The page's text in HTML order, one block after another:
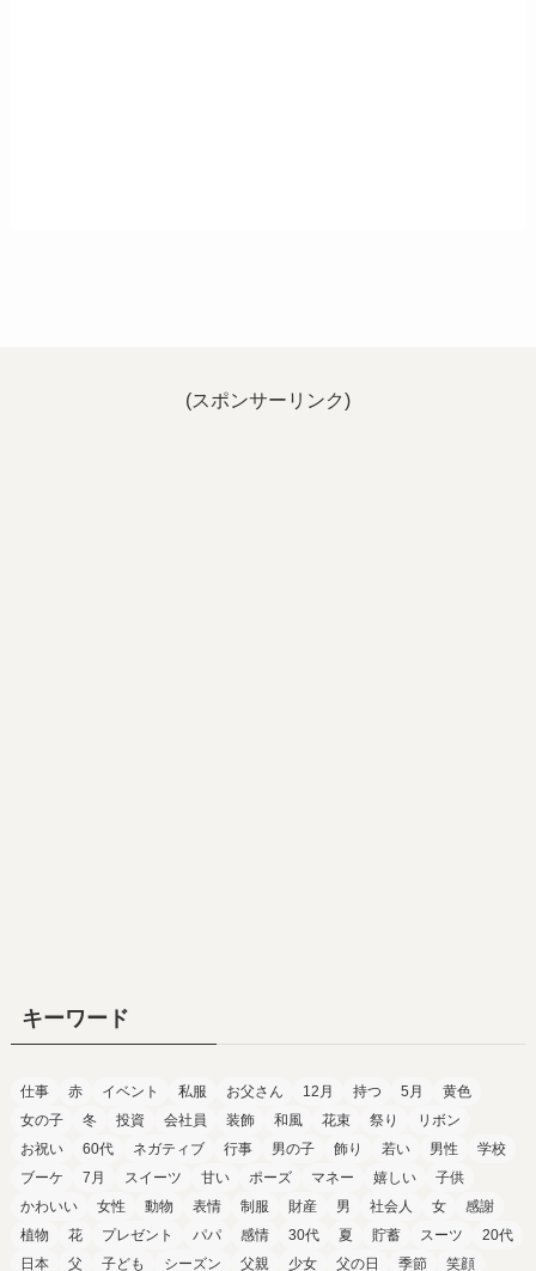
(スポンサーリンク)
キーワード
仕事 赤 イベント 私服 お父さん 12月 持つ 5月
黄色
女の子
冬 投資 会社員 装飾 和風 花束 祭り
リボン
お祝い
60代 ネガティブ 行事 男の子 飾り 若い 男性
学校
ブーケ
7月 スイーツ 甘い ポーズ マネー 嬉しい
子供
かわいい
女性 動物 表情 制服 財産 男 社会人 女
感謝
植物
花 プレゼント パパ 感情 30代 夏 貯蓄 スーツ
20代
日本
父 子ども シーズン 父親 少女 父の日 季節 笑顔